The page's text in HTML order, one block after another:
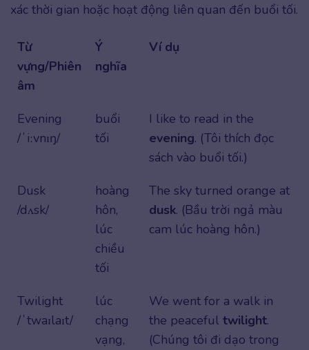
xác thời gian hoặc hoạt động liên quan đến buổi tối.
Từ
vựng/Phiên
âm
Ý
nghĩa
Ví dụ
Evening
/ˈiːvnɪŋ/
buổi
tối
I like to read in the
evening. (Tôi thích đọc
sách vào buổi tối.)
Dusk
/dʌsk/
hoàng
hôn,
lúc
chiều
tối
The sky turned orange at
dusk. (Bầu trời ngả màu
cam lúc hoàng hôn.)
Twilight
/ˈtwaɪlaɪt/
lúc
chạng
vạng,
We went for a walk in
the peaceful twilight.
(Chúng tôi đi dạo trong